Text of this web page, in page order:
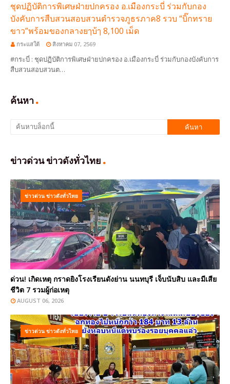
ชุดปฏิบัติการพิเศษฝ่ายปกครอง อ.เมืองกระบี่ ร่วมกับกอง
บังคับการสืบสวนสอบสวนตำรวจภูธรภาค8 รวบ “บิ๊กทราย
ขาว”พร้อมของกลางยๅบ้ๅ 8,100 เม็ด
กระแสใต้ สิงหาคม 07, 2569
#กระบี่ : ชุดปฏิบัติการพิเศษฝ่ายปกครอง อ.เมืองกระบี่ ร่วมกับกองบังคับการ
สืบสวนสอบสวนต…
ค้นหา
ข่าวด่วน ข่าวดังทั่วไทย
ข่าวด่วน ข่าวดังทั่วไทย
ด่วน! เกิดเหตุ กราดยิงโรงเรียนดังย่าน นนทบุรี เจ็บนับสิบ และมีเสีย
ชีวิต 7 รวมผู้ก่อเหตุ
AUGUST 06, 2026
ข่าวด่วน ข่าวดังทั่วไทย